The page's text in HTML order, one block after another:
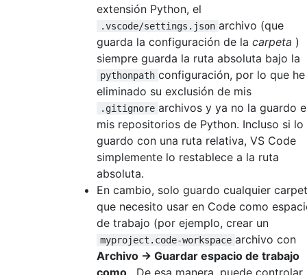
extensión Python, el
.vscode/settings.json archivo (que
guarda la configuración de la carpeta )
siempre guarda la ruta absoluta bajo la
pythonpath configuración, por lo que he
eliminado su exclusión de mis
.gitignore archivos y ya no la guardo
mis repositorios de Python. Incluso si lo
guardo con una ruta relativa, VS Code
simplemente lo restablece a la ruta
absoluta.
En cambio, solo guardo cualquier
que necesito usar en Code como
de trabajo (por ejemplo, crear un
myproject.code-workspace archivo con
Archivo -> Guardar espacio de trabajo
como . De esa manera, puede controlar